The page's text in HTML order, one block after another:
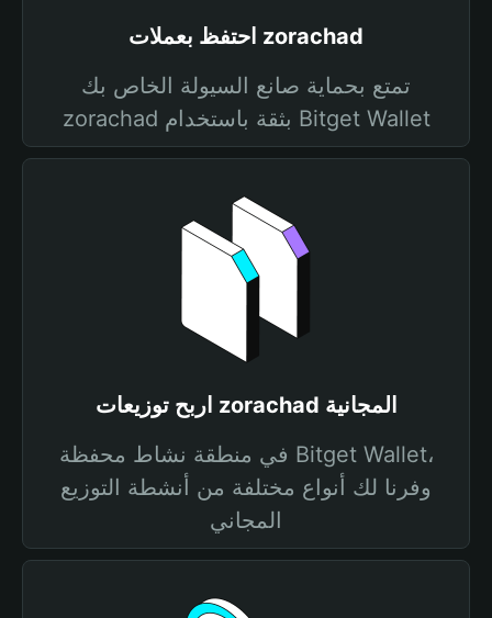
احتفظ بعملات zorachad
تمتع بحماية صانع السيولة الخاص بك
zorachad بثقة باستخدام Bitget Wallet
اربح توزيعات zorachad المجانية
في منطقة نشاط محفظة Bitget Wallet،
وفرنا لك أنواع مختلفة من أنشطة التوزيع
المجاني